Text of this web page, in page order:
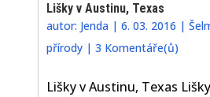
Lišky v Austinu, Texas
autor: Jenda |6. 03. 2016 |
přírody |3 Komentáře(ů)
Lišky v Austinu, Texas